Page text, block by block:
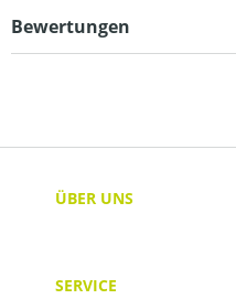
Bewertungen
ÜBER UNS
SERVICE